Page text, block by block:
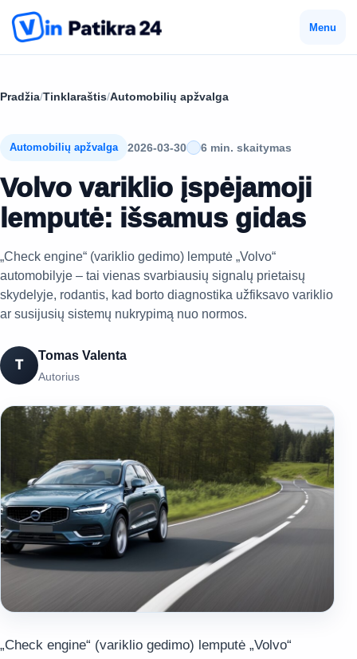
Menu
Pradžia/Tinklaraštis/Automobilių apžvalga
Automobilių apžvalga 2026-03-30 6 min. skaitymas
Volvo variklio įspėjamoji
lemputė: išsamus gidas
„Check engine“ (variklio gedimo) lemputė „Volvo“
automobilyje – tai vienas svarbiausių signalų prietaisų
skydelyje, rodantis, kad borto diagnostika užfiksavo variklio
ar susijusių sistemų nukrypimą nuo normos.
T
Tomas Valenta
Autorius
„Check engine“ (variklio gedimo) lemputė „Volvo“